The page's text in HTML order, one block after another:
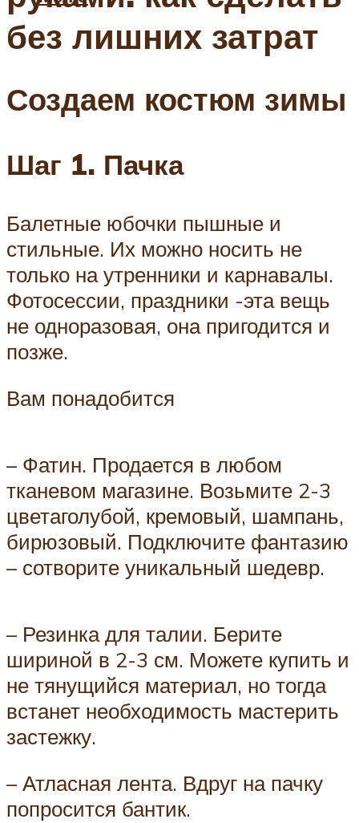
без лишних затрат
Создаем костюм зимы
Шаг 1. Пачка
Балетные юбочки пышные и
стильные. Их можно носить не
только на утренники и карнавалы.
Фотосессии, праздники -эта вещь
не одноразовая, она пригодится и
позже.
Вам понадобится
– Фатин. Продается в любом
тканевом магазине. Возьмите 2-3
цветаголубой, кремовый, шампань,
бирюзовый. Подключите фантазию
– сотворите уникальный шедевр.
– Резинка для талии. Берите
шириной в 2-3 см. Можете купить и
не тянущийся материал, но тогда
встанет необходимость мастерить
застежку.
– Атласная лента. Вдруг на пачку
попросится бантик.